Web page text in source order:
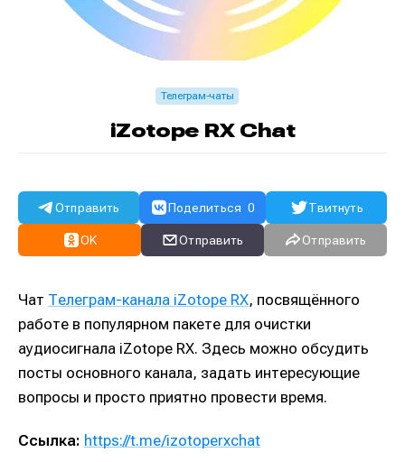
Телеграм-чаты
iZotope RX Chat
Отправить Поделиться 0 Твитнуть
OK Отправить Отправить
Чат Телеграм-канала iZotope RX, посвящённого
работе в популярном пакете для очистки
аудиосигнала iZotope RX. Здесь можно обсудить
посты основного канала, задать интересующие
вопросы и просто приятно провести время.
Ссылка: https://t.me/izotoperxchat